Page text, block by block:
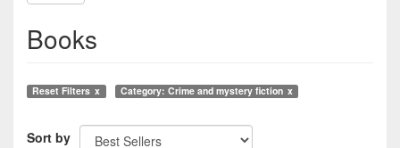
Books
Reset Filters Category: Crime and mystery fiction
Sort by